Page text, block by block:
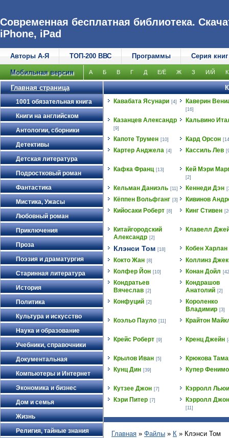
Современная бесплатная библиотека.
iPhone, iPad
Авторы А-Я ТОП-200 ВВС Программы Серия книг
Мобильная версия А Б В Г Д Е/Ё Ж З И/Й К
Главная страница
1001 обязательная книга
Книги на английском
Антологии, сборники
Детективы
Детская литература
Подростковый роман
Фантастика
Мистика, Ужасы
Любовный роман
Приключения
Проза
Поэзия и драматургия
Старинная литература
История
Политика
Культура и искусство
Наука и образование
Учебники, справочники
Документальная
Компьютеры и Интернет
Экономика и бизнес
Дом и семья
Жизнь
Религия, тайные знания
Кавабата Ясунари [4] Каверин
[16]
Казанцев Александр
[9]
Кальвино
Капоте Трумен [10] Кард Орсон
Картер Анджела [4] Кассиль Лев
Кафка Франц [13] Кей Мэри
[2]
Кельман Даниэль [11] Кеннеди Дэн
Кёппен Вольфганг [3]
Кивинов
Кийосаки Роберт [8] Кинг Стивен
Китайгородский
Александр [2]
Клавелл
Клэнси Том [18]
Кобен Харлан
Кокто Жан [8]
Коллинз
Колфер Йон [10] Конан Дойл
Кондратьев
Вячеслав [2]
Кондрашов
Анатолий [2]
Конфуций [2]
Короленко
Владимир [3]
Коэльо Пауло [11] Крайтон
Крейс Роберт [9] Кренц Джейн
Крылов Иван [5]
Крюкова
Кунц Дин [39] Купер
Кутзее Джон [7]
Кэрролл
Кэри Питер [7] Кэрролл
[11]
Главная » Файлы » К » Клэнси Том